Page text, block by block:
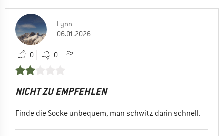
Lynn
06.01.2026
0 0
NICHT ZU EMPFEHLEN
Finde die Socke unbequem, man schwitz darin schnell.